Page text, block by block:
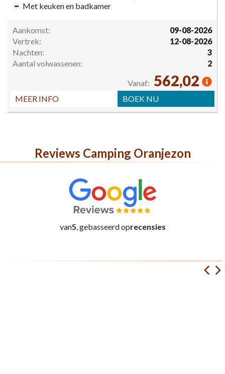
Met keuken en badkamer
Aankomst:
09-08-2026
Vertrek:
12-08-2026
Nachten:
3
Aantal volwassenen:
2
Vanaf: 562,02
MEER INFO BOEK NU
Reviews Camping Oranjezon
van5, gebasseerd oprecensies